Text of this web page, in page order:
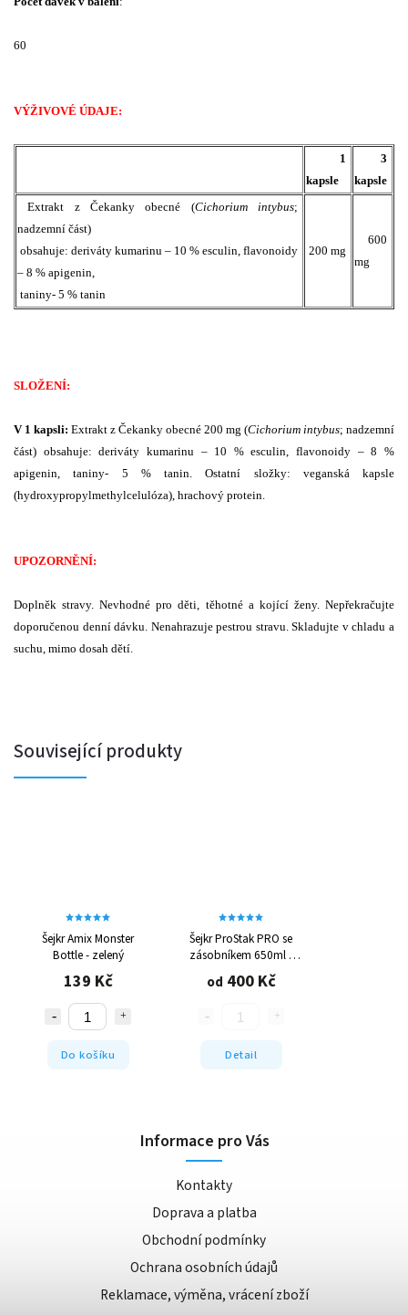
60
VÝŽIVOVÉ ÚDAJE:
1
kapsle
3
kapsle
Extrakt z Čekanky obecné (Cichorium intybus;
nadzemní část)
obsahuje: deriváty kumarinu – 10 % esculin, flavonoidy
– 8 % apigenin,
taniny- 5 % tanin
200 mg
600
mg
SLOŽENÍ:
V 1 kapsli: Extrakt z Čekanky obecné 200 mg (Cichorium intybus; nadzemní
část) obsahuje: deriváty kumarinu – 10 % esculin, flavonoidy – 8 %
apigenin, taniny- 5 % tanin. Ostatní složky: veganská kapsle
(hydroxypropylmethylcelulóza), hrachový protein.
UPOZORNĚNÍ:
Doplněk stravy. Nevhodné pro děti, těhotné a kojící ženy. Nepřekračujte
doporučenou denní dávku. Nenahrazuje pestrou stravu. Skladujte v chladu a
suchu, mimo dosah dětí.
Související produkty
Šejkr Amix Monster
Bottle - zelený
139 Kč
Do košíku
Šejkr ProStak PRO se
zásobníkem 650ml -
různé barvy
od 400 Kč
Detail
Informace pro Vás
Kontakty
Doprava a platba
Obchodní podmínky
Ochrana osobních údajů
Reklamace, výměna, vrácení zboží